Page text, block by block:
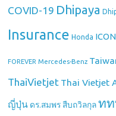
COVID-19 Dhipaya
Insurance Honda
FOREVER Mercedes-Benz
ThaiVietjet Thai Vietjet
ญี่ปุ่น ดร.สมพร สืบถวิลกุล ท